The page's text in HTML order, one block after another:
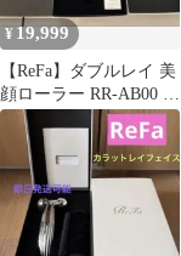
¥19,999
【ReFa】ダブルレイ 美
顔ローラー RR-AB00 正
規品 フェイスケア 新品